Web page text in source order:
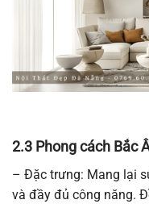
2.3 Phong cách Bắc
– Đặc trưng: Mang lại
và đầy đủ công năng.